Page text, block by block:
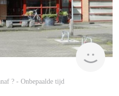
? - Onbepaalde tijd